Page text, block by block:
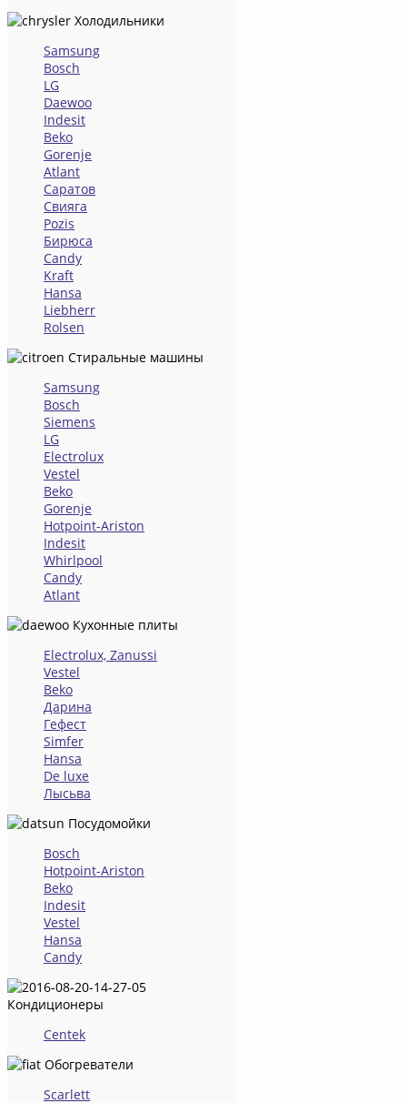
Холодильники
Samsung
Bosch
LG
Daewoo
Indesit
Beko
Gorenje
Atlant
Саратов
Свияга
Pozis
Бирюса
Candy
Kraft
Hansa
Liebherr
Rolsen
Стиральные машины
Samsung
Bosch
Siemens
LG
Electrolux
Vestel
Beko
Gorenje
Hotpoint-Ariston
Indesit
Whirlpool
Candy
Atlant
Кухонные плиты
Electrolux, Zanussi
Vestel
Beko
Дарина
Гефест
Simfer
Hansa
De luxe
Лысьва
Посудомойки
Bosch
Hotpoint-Ariston
Beko
Indesit
Vestel
Hansa
Candy
Кондиционеры
Centek
Обогреватели
Scarlett